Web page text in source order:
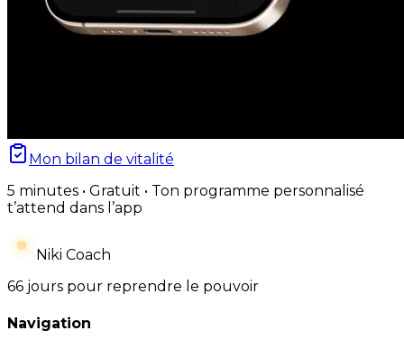
Mon bilan de vitalité
5 minutes • Gratuit • Ton programme personnalisé
t’attend dans l’app
Niki Coach
66 jours pour reprendre le pouvoir
Navigation